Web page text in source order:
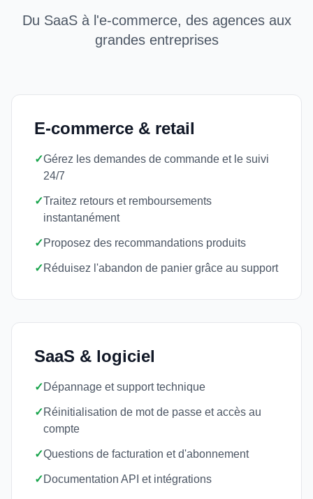
Du SaaS à l'e-commerce, des agences aux
grandes entreprises
E-commerce & retail
✓Gérez les demandes de commande et le suivi
24/7
✓Traitez retours et remboursements
instantanément
✓Proposez des recommandations produits
✓Réduisez l'abandon de panier grâce au support
SaaS & logiciel
✓Dépannage et support technique
✓Réinitialisation de mot de passe et accès au
compte
✓Questions de facturation et d'abonnement
✓Documentation API et intégrations